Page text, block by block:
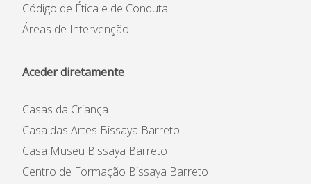
Código de Ética e de Conduta
Áreas de Intervenção
Aceder diretamente
Casas da Criança
Casa das Artes Bissaya Barreto
Casa Museu Bissaya Barreto
Centro de Formação Bissaya Barreto